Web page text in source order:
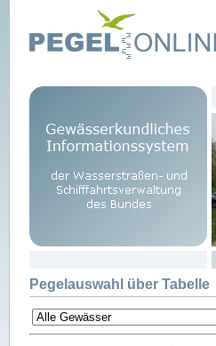
Pegelauswahl über Tabelle